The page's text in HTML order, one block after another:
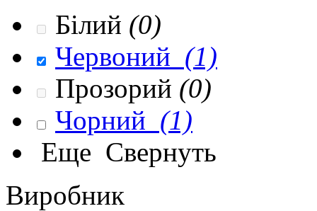
Білий (0)
Червоний (1)
Прозорий (0)
Чорний (1)
Еще Свернуть
Виробник